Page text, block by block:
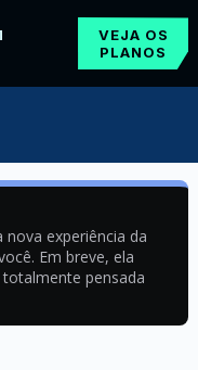
VEJA OS
PLANOS
experiência da
Em breve, ela
pensada